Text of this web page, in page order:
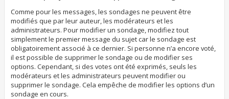
Comme pour les messages, les sondages ne peuvent être
modifiés que par leur auteur, les modérateurs et les
administrateurs. Pour modifier un sondage, modifiez tout
simplement le premier message du sujet car le sondage est
obligatoirement associé à ce dernier. Si personne n’a encore voté,
il est possible de supprimer le sondage ou de modifier ses
options. Cependant, si des votes ont été exprimés, seuls les
modérateurs et les administrateurs peuvent modifier ou
supprimer le sondage. Cela empêche de modifier les options d’un
sondage en cours.